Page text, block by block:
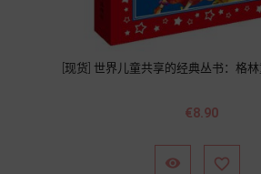
[现货] 世界儿童共享的经典丛书：格林
Price
€8.90
 